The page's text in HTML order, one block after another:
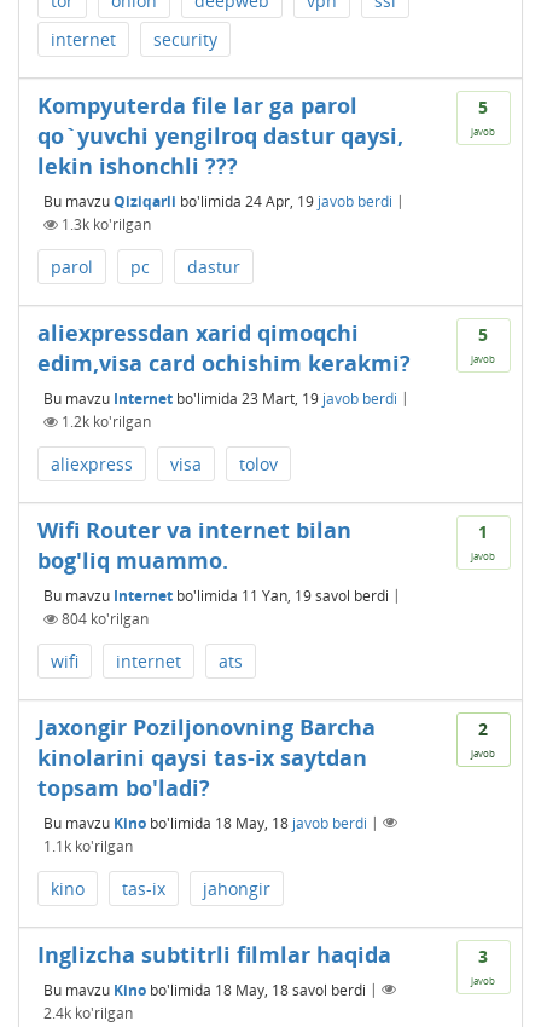
internet
security
5
javob
Kompyuterda file lar ga parol
qo`yuvchi yengilroq dastur qaysi,
lekin ishonchli ???
Bu mavzuQiziqarli bo'limida 24 Apr, 19 javob berdi |
1.3k ko'rilgan
parol pc dastur
5
javob
aliexpressdan xarid qimoqchi
edim,visa card ochishim kerakmi?
Bu mavzu Internet bo'limida 23 Mart, 19 javob berdi |
1.2k ko'rilgan
aliexpress visa tolov
1
javob
Wifi Router va internet bilan
bog'liq muammo.
Bu mavzu Internet bo'limida 11 Yan, 19savol berdi |
804 ko'rilgan
wifi internet ats
2
javob
Jaxongir Poziljonovning Barcha
kinolarini qaysi tas-ix saytdan
topsam bo'ladi?
Bu mavzu Kino bo'limida 18 May, 18 javob berdi |
1.1k ko'rilgan
kino tas-ix jahongir
3
javob
Inglizcha subtitrli filmlar haqida
Bu mavzu Kino bo'limida 18 May, 18savol berdi |
2.4k ko'rilgan